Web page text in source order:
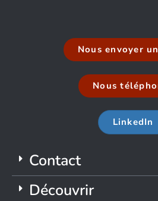
Nous envoyer
Nous
LinkedIn
Contact
Découvrir